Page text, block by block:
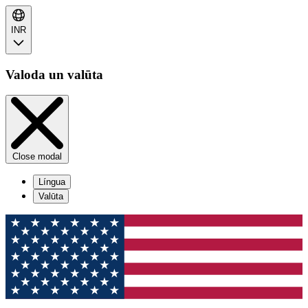
INR
Valoda un valūta
Close modal
Língua
Valūta